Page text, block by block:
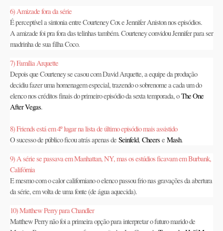
6) Amizade fora da série
É perceptível a sintonia entre Courteney Cox e Jennifer Aniston nos episódios.
A amizade foi pra fora das telinhas também. Courteney convidou Jennifer para ser
madrinha de sua filha Coco.
7) Família Arquette
Depois que Courteney se casou com David Arquette, a equipe da produção
decidiu fazer uma homenagem especial, trazendo o sobrenome a cada um do
elenco nos créditos finais do primeiro episódio da sexta temporada, oThe One
After Vegas.
8) Friends está em 4º lugar na lista de último episódio mais assistido
O sucesso de público ficou atrás apenas de Seinfeld, Cheers e Mash.
9) A série se passava em Manhattan, NY, mas os estúdios ficavam em Burbank,
Califórnia
E mesmo com o calor californiano o elenco passou frio nas gravações da abertura
da série, em volta de uma fonte (de água aquecida).
10) Matthew Perry para Chandler
Matthew Perry não foi a primeira opção para interpretar o futuro marido de